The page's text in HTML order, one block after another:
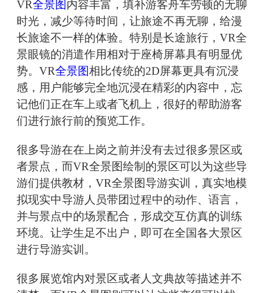
VR全景图内容丰富，填补游客舟车劳顿的无聊
时光，减少等待时间，让旅途不再无聊，给漫
长旅途不一样的体验。特别是长途旅行，VR全
景眼镜的消遣作用相对于座椅屏幕具有明显优
势。VR全景图相比传统的2D屏幕更具有沉浸
感，用户能够完全地沉浸在精彩的内容中，忘
记他们正在车上或者飞机上，很好的帮助游客
们进行旅行前的预览工作。
很多导游在在上岗之前并没有去过很多景区或
者景点，而VR全景图绘制的景区可以为这些导
游们提供教材，VR全景图导游实训，真实地模
拟现实中导游人员带团过程中的动作、语言，
并与景点中的场景配合，形成交互仿真的训练
环境。让学生足不出户，即可在全国各大景区
进行导游实训。
很多展览馆内对景区或者人文典故等描述并不